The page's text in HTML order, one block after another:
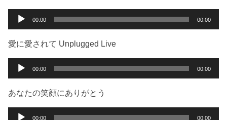
ー
プ
ー
00:00 00:00
愛に愛されて Unplugged Live
音
プ
レ
00:00 00:00
あなたの笑顔にありがとう
音
00:00 00:00